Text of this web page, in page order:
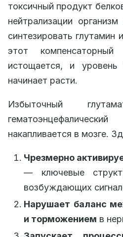
токсичный продукт
нейтрализации
синтезировать глутамин
этот
истощается, и
начинает расти.
Избыточный
накапливается в мозге.
Чрезмерно
— ключевые
возбуждающих
Нарушает баланс
и торможением в